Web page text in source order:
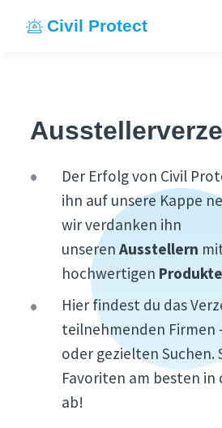
Civil Protect
Der Erfolg von Civil
ihn auf unsere Kappe
wir verdanken ihn
unseren Ausstellern
hochwertigen
Hier findest du das
teilnehmenden Firmen
oder gezielten Suchen.
Favoriten am besten in
ab!